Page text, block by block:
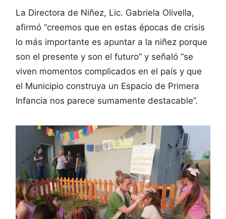
La Directora de Niñez, Lic. Gabriela Olivella,
afirmó “creemos que en estas épocas de crisis
lo más importante es apuntar a la niñez porque
son el presente y son el futuro” y señaló “se
viven momentos complicados en el país y que
el Municipio construya un Espacio de Primera
Infancia nos parece sumamente destacable”.